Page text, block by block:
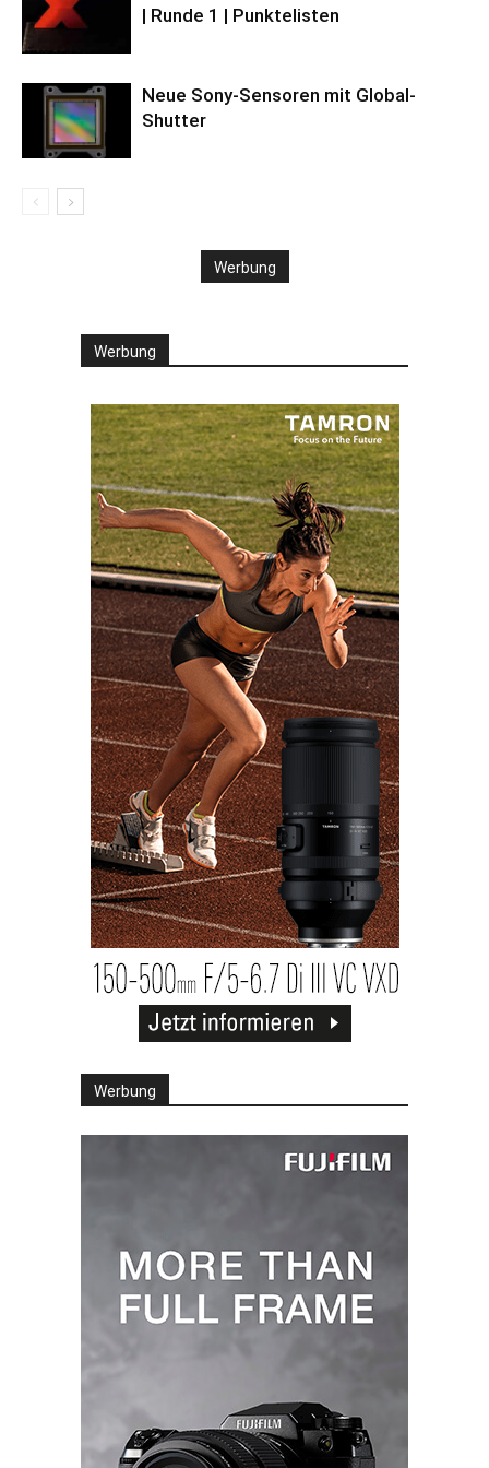
| Runde 1 | Punktelisten
Neue Sony-Sensoren mit Global-
Shutter
Werbung
Werbung
Werbung